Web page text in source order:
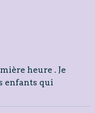
heure . Je
enfants qui